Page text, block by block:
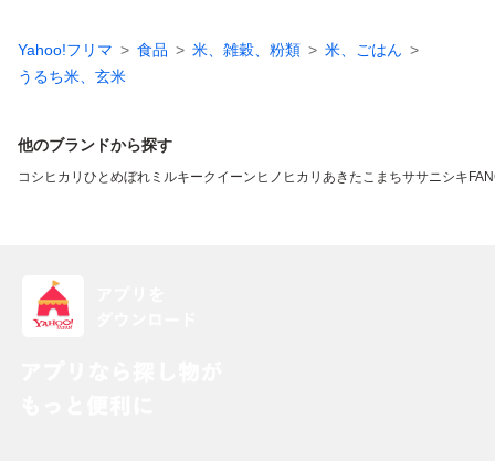
Yahoo!フリマ 食品 米、雑穀、粉類
米、ごはん
うるち米、玄米
他のブランドから探す
コシヒカリ ひとめぼれ ミルキークイーン ヒノヒカリ あきたこまちササニシキ